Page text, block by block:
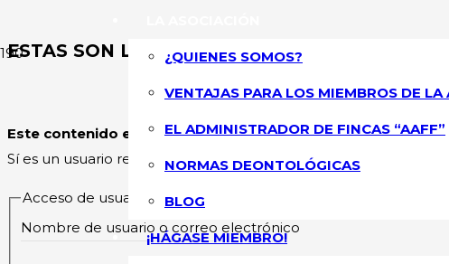
¿QUIENES SOMOS?
VENTAJAS PARA LOS MIEMBROS DE LA
EL ADMINISTRADOR DE FINCAS “AAFF”
NORMAS DEONTOLÓGICAS
BLOG
¡HÁGASE MIEMBRO!
ESTAS SON LAS CUOTAS QUE PAGARÁN
ASOCIACIÓN
Este contenido esta restringidoy su acceso solo está
Sí es un usuario registrado, por favor inicie sesión.
Acceso de usuarios existentes
Nombre de usuario o correo electrónico